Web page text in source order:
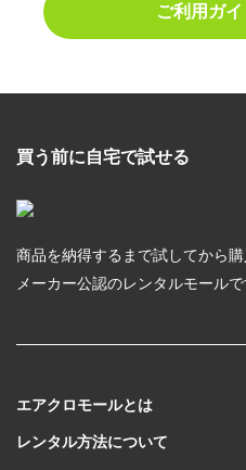
ご利用ガ
買う前に自宅で試せる
商品を納得するまで試してから購
メーカー公認のレンタルモールで
エアクロモールとは
レンタル方法について